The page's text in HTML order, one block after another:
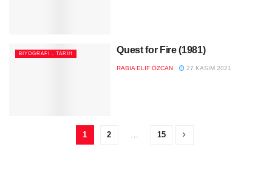
BIYOGRAFI - TARIH Quest for Fire (1981)
RABIA ELIF ÖZCAN 27 KASIM 2021
1 2 15